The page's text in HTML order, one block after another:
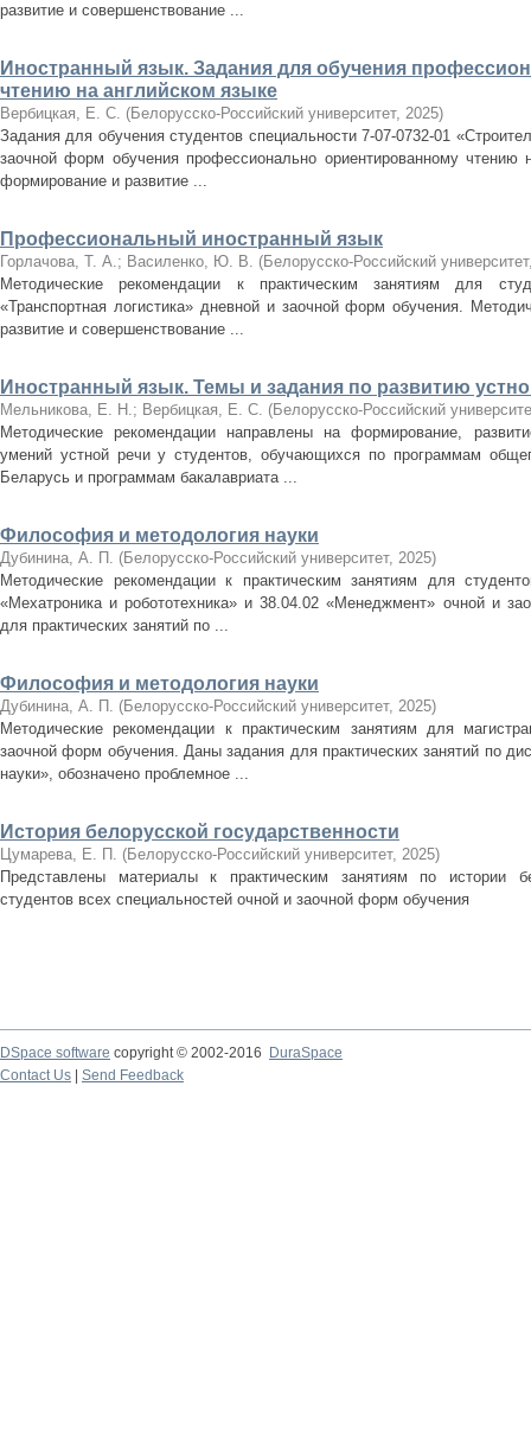
развитие и совершенствование ...
Иностранный язык. Задания для обучения
чтению на английском языке
Вербицкая, Е. С. (Белорусско-Российский университет, 2025)
Задания для обучения студентов специальности 7-07-0732-01
заочной форм обучения профессионально ориентированному чтению
формирование и развитие ...
Профессиональный иностранный язык
Горлачова, Т. А.; Василенко, Ю. В. (Белорусско-Российский университет
Методические рекомендации к практическим занятиям для
«Транспортная логистика» дневной и заочной форм обучения.
развитие и совершенствование ...
Иностранный язык. Темы и задания по развитию
Мельникова, Е. Н.; Вербицкая, Е. С. (Белорусско-Российский
Методические рекомендации направлены на формирование,
умений устной речи у студентов, обучающихся по программам
Беларусь и программам бакалавриата ...
Философия и методология науки
Дубинина, А. П. (Белорусско-Российский университет, 2025)
Методические рекомендации к практическим занятиям для
«Мехатроника и робототехника» и 38.04.02 «Менеджмент» очной и
для практических занятий по ...
Философия и методология науки
Дубинина, А. П. (Белорусско-Российский университет, 2025)
Методические рекомендации к практическим занятиям для
заочной форм обучения. Даны задания для практических занятий по
науки», обозначено проблемное ...
История белорусской государственности
Цумарева, Е. П. (Белорусско-Российский университет, 2025)
Представлены материалы к практическим занятиям по истории
студентов всех специальностей очной и заочной форм обучения
DSpace software copyright © 2002-2016
DuraSpace
Contact Us
Send Feedback